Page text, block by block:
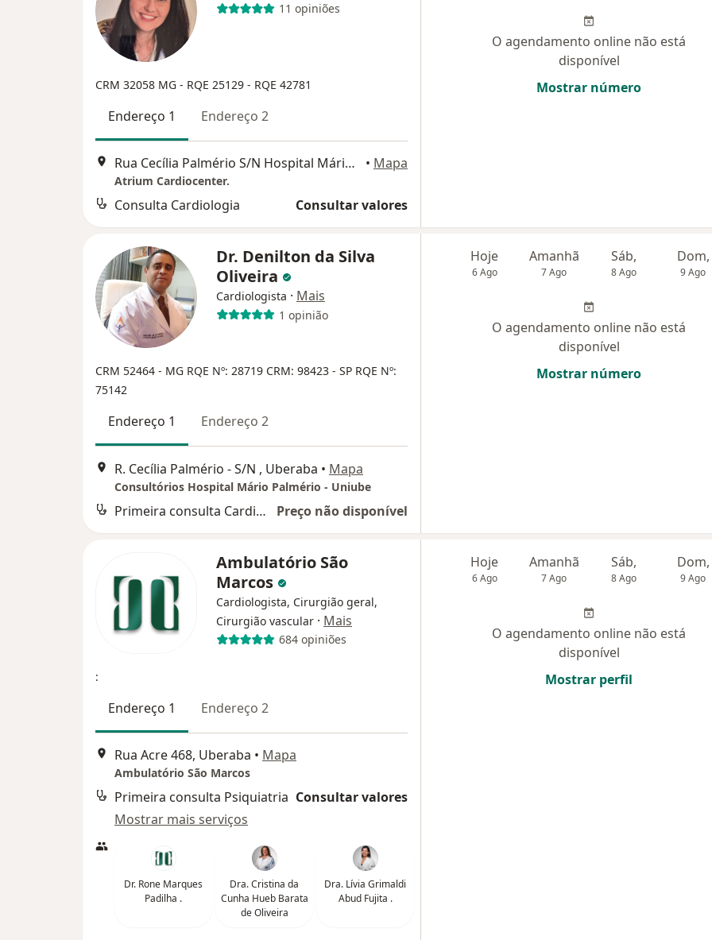
11 opiniões
CRM 32058 MG - RQE 25129 - RQE 42781
Endereço 1 Endereço 2
Rua Cecília Palmério S/N Hospital Mário Palmério, Uberaba • Mapa
Atrium Cardiocenter.
Consulta Cardiologia Consultar valores
O agendamento online não está
disponível
Mostrar número
Dr. Denilton da Silva
Oliveira
Cardiologista · Mais
1 opinião
CRM 52464 - MG RQE Nº: 28719 CRM: 98423 - SP RQE Nº:
75142
Endereço 1 Endereço 2
R. Cecília Palmério - S/N , Uberaba • Mapa
Consultórios Hospital Mário Palmério - Uniube
Primeira consulta Cardiologia Preço não disponível
Hoje
6 Ago
Amanhã
7 Ago
Sáb,
8 Ago
Dom,
9 Ago
O agendamento online não está
disponível
Mostrar número
Ambulatório São
Marcos
Cardiologista, Cirurgião geral,
Cirurgião vascular · Mais
684 opiniões
:
Endereço 1 Endereço 2
Rua Acre 468, Uberaba • Mapa
Ambulatório São Marcos
Primeira consulta Psiquiatria Consultar valores
Mostrar mais serviços
Dr. Rone Marques
Padilha .
Dra. Cristina da
Cunha Hueb Barata
de Oliveira
Dra. Lívia Grimaldi
Abud Fujita .
Hoje
6 Ago
Amanhã
7 Ago
Sáb,
8 Ago
Dom,
9 Ago
O agendamento online não está
disponível
Mostrar perfil